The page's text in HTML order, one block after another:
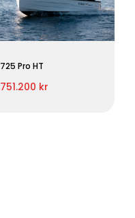
725 Pro HT
751.200 kr